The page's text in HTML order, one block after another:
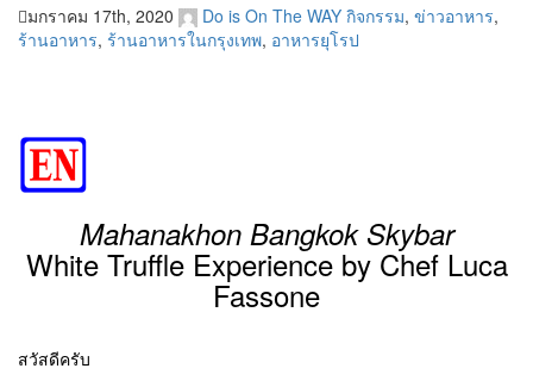
มกราคม 17th, 2020 Do is On The WAY กิจกรรม, ข่าวอาหาร,
ร้านอาหาร, ร้านอาหารในกรุงเทพ, อาหารยุโรป
Mahanakhon Bangkok Skybar
White Truffle Experience by Chef Luca
Fassone
สวัสดีครับ